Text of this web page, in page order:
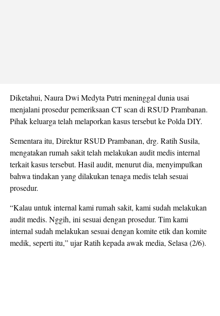
Diketahui, Naura Dwi Medyta Putri meninggal dunia usai
menjalani prosedur pemeriksaan CT scan di RSUD Prambanan.
Pihak keluarga telah melaporkan kasus tersebut ke Polda DIY.
Sementara itu, Direktur RSUD Prambanan, drg. Ratih Susila,
mengatakan rumah sakit telah melakukan audit medis internal
terkait kasus tersebut. Hasil audit, menurut dia, menyimpulkan
bahwa tindakan yang dilakukan tenaga medis telah sesuai
prosedur.
“Kalau untuk internal kami rumah sakit, kami sudah melakukan
audit medis. Nggih, ini sesuai dengan prosedur. Tim kami
internal sudah melakukan sesuai dengan komite etik dan komite
medik, seperti itu,” ujar Ratih kepada awak media, Selasa (2/6).